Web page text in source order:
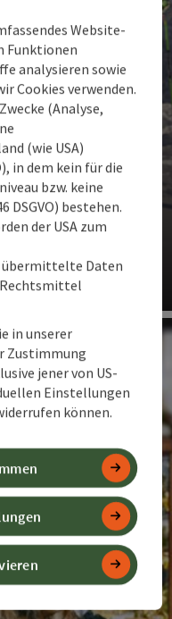
oder Hannes
österreichischen
Laufbahn allesamt
Priel.
Website-
Funktionen
analysieren sowie
Cookies verwenden.
(Analyse,
(wie USA)
in dem kein für die
bzw. keine
DSGVO) bestehen.
der USA zum
übermittelte Daten
in unserer
Zustimmung
jener von US-
Einstellungen
können.